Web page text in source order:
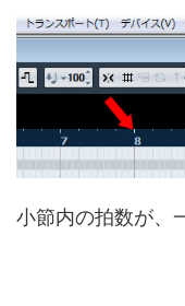
小節内の拍数が、